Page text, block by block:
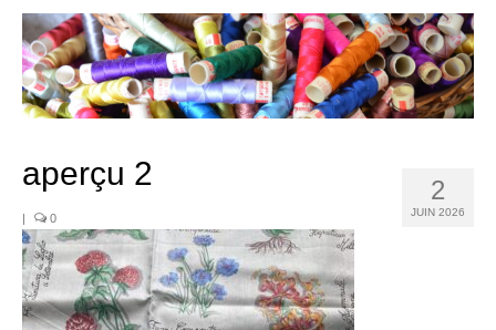
Accueil
Boutique
Déco
Mobilier
Vaisselle ancienne
Jouets anciens
2
JUIN 2026
aperçu 2
| 0